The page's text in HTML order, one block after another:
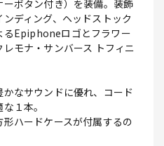
ボタン付き）を装備。装飾
ディング、ヘッドストック
るEpiphoneロゴとフラワー
モナ・サンバース トフィニ
なサウンドに優れ、コード
１本。
ハードケースが付属するの